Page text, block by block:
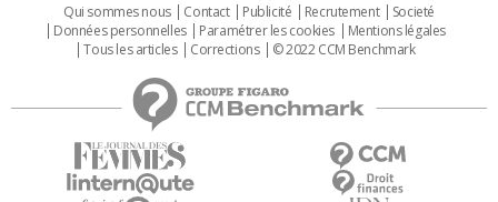
Qui sommes nous Contact Publicité Recrutement
Societé
Données personnelles
Paramétrer les cookies
Mentions légales
Tous les articles
Corrections © 2022 CCM Benchmark